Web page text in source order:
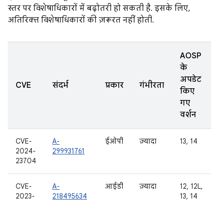
स्तर पर विशेषाधिकारों में बढ़ोतरी हो सकती है. इसके लिए,
अतिरिक्त विशेषाधिकारों की ज़रूरत नहीं होती.
CVE संदर्भ प्रकार गंभीरता
AOSP
के
अपडेट
किए
गए
वर्शन
CVE-
2024-
23704
A-
299931761
ईओपी ज़्यादा 13, 14
CVE-
2023-
A-
218495634
आईडी ज़्यादा
12, 12L,
13, 14